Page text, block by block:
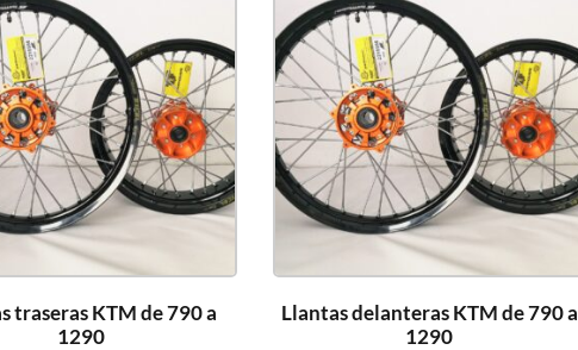
traseras KTM de 790 a
1290
Llantas delanteras KTM de 790 a
1290